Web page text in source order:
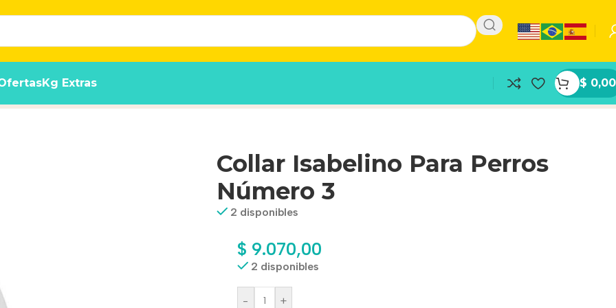
Kg Extras $ 0,00
Collar Isabelino Para Perros
Número 3
2 disponibles
$ 9.070,00
2 disponibles
- +